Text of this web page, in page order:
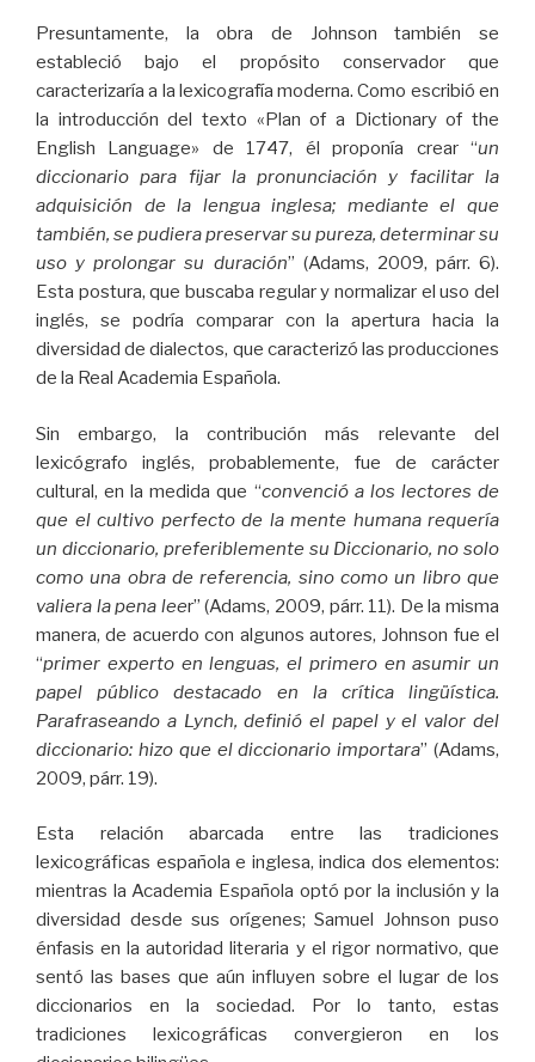
Presuntamente, la obra de Johnson también se
estableció bajo el propósito conservador que
caracterizaría a la lexicografía moderna. Como escribió en
la introducción del texto «Plan of a Dictionary of the
English Language» de 1747, él proponía crear “un
diccionario para fijar la pronunciación y facilitar la
adquisición de la lengua inglesa; mediante el que
también, se pudiera preservar su pureza, determinar su
uso y prolongar su duración” (Adams, 2009, párr. 6).
Esta postura, que buscaba regular y normalizar el uso del
inglés, se podría comparar con la apertura hacia la
diversidad de dialectos, que caracterizó las producciones
de la Real Academia Española.
Sin embargo, la contribución más relevante del
lexicógrafo inglés, probablemente, fue de carácter
cultural, en la medida que “convenció a los lectores de
que el cultivo perfecto de la mente humana requería
un diccionario, preferiblemente su Diccionario, no solo
como una obra de referencia, sino como un libro que
valiera la pena leer” (Adams, 2009, párr. 11). De la misma
manera, de acuerdo con algunos autores, Johnson fue el
“primer experto en lenguas, el primero en asumir un
papel público destacado en la crítica lingüística.
Parafraseando a Lynch, definió el papel y el valor del
diccionario: hizo que el diccionario importara” (Adams,
2009, párr. 19).
Esta relación abarcada entre las tradiciones
lexicográficas española e inglesa, indica dos elementos:
mientras la Academia Española optó por la inclusión y la
diversidad desde sus orígenes; Samuel Johnson puso
énfasis en la autoridad literaria y el rigor normativo, que
sentó las bases que aún influyen sobre el lugar de los
diccionarios en la sociedad. Por lo tanto, estas
tradiciones lexicográficas convergieron en los